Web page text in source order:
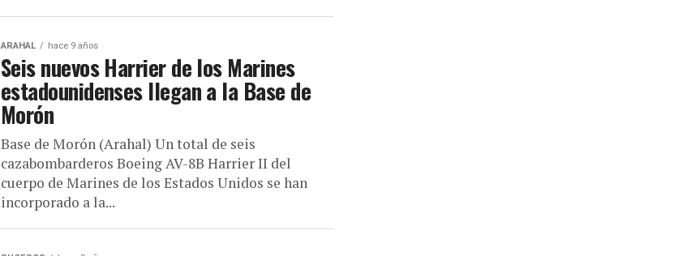
ARAHAL hace 9 años
Seis nuevos Harrier de los Marines
estadounidenses llegan a la Base de
Morón
Base de Morón (Arahal) Un total de seis
cazabombarderos Boeing AV-8B Harrier II del
cuerpo de Marines de los Estados Unidos se han
incorporado a la...